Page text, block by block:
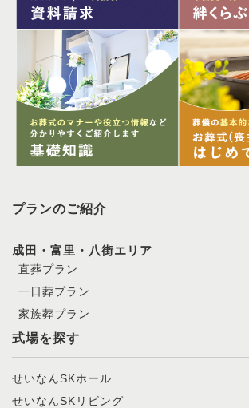
プランのご紹介
成田・富里・八街エリア
直葬プラン
一日葬プラン
家族葬プラン
式場を探す
せいなんSKホール
せいなんSKリビング